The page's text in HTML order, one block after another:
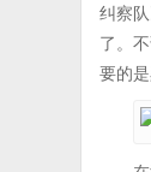
纠察
了。
要的